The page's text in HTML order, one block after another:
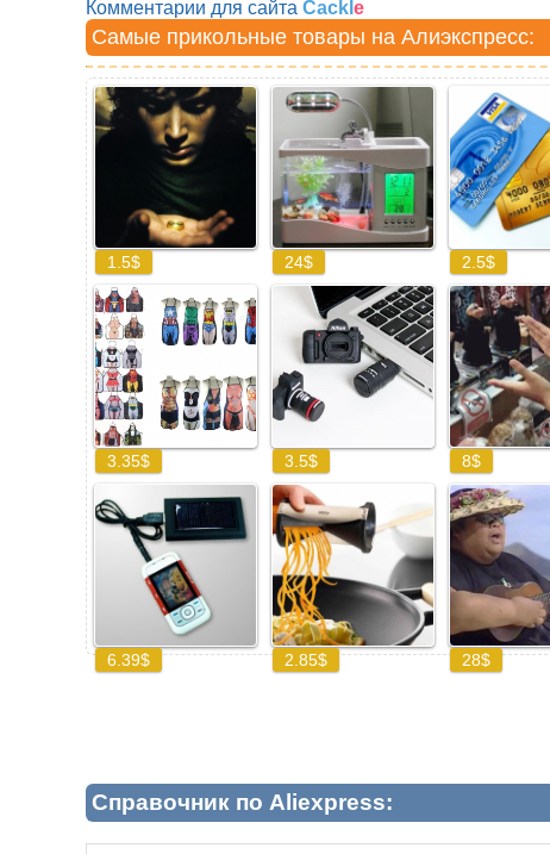
Комментарии для сайта Cackl e
Самые прикольные товары на Алиэкспресс:
Справочник по Aliexpress: